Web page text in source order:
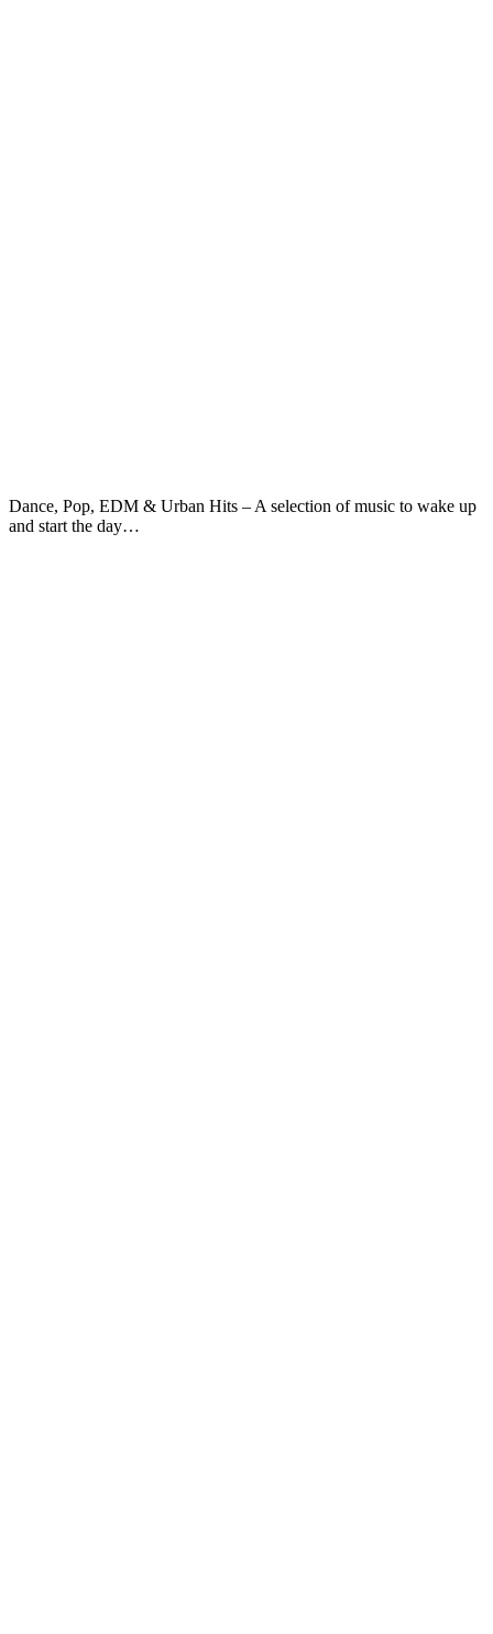
Dance, Pop, EDM & Urban Hits – A selection of music to wake up
and start the day…